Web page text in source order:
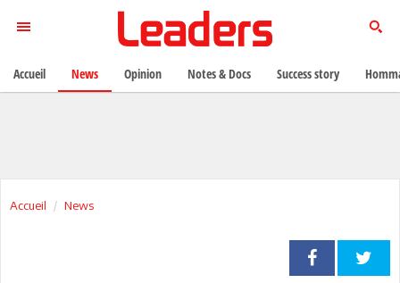
Accueil News
Accueil News Opinion Notes & Docs Success story